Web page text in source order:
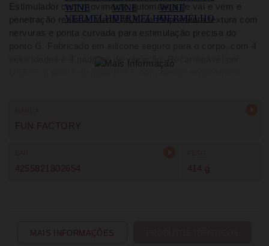
Estimulador com movimento automático de vai e vem e
penetração realista. Mede 20,8 cm e apresenta textura com
nervuras e ponta curvada para estimulação precisa do
velocidades e 4 padrões de vibração. Recarregável por
FUN FACTORY
4255821802654 414 g
MAIS INFORMAÇÕES